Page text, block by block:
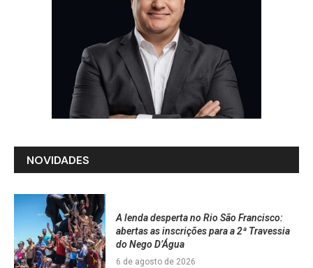
NOVIDADES
A lenda desperta no Rio São Francisco:
abertas as inscrições para a 2ª Travessia
do Nego D’Água
6 de agosto de 2026